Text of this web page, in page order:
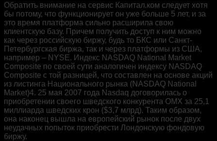
Обратить внимание на сервис Капитал.ком следует хотя
бы потому, что функционирует он уже больше 5 лет, и за
это время платформа сильно расширила свою
клиентскую базу. Причем получить доступ к ним можно
как через российскую биржу, будь то БКС или Санкт-
Петербургская биржа, так и через платформы из США,
например – NYSE. Индекс NASDAQ National Market
Composite по своей сути аналогичен индексу NASDAQ
Composite с той разницей, что составлен на основе акций
из листинга Национального рынка (NASDAQ National
Market)4. 25 мая 2007 года Nasdaq договорилась о
приобретении своего шведского конкурента OMX за 25,1
миллиарда шведских крон ($3,7 млрд). Таким образом,
она наконец вышла на европейский рынок после двух
неудачных попыток приобрести Лондонскую фондовую
биржу.